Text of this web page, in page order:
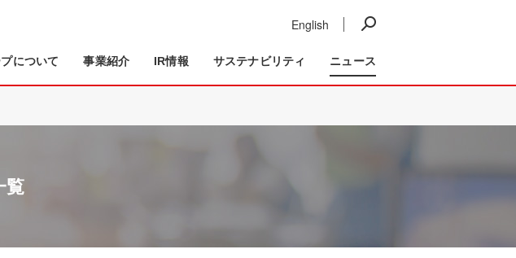
English
IR情報 事業紹介
について 事業紹介 IR情報 サステナビリティ ニュース
覧